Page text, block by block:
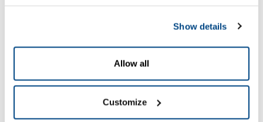
Show details
Allow all
Customize